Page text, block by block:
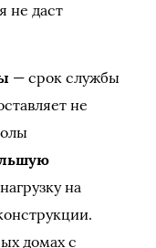
не даст
— срок службы
не
на
домах с